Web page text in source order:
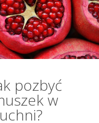
pozbyć
w